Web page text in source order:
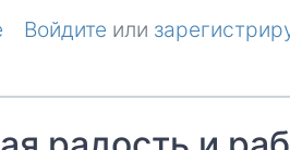
Войдите или